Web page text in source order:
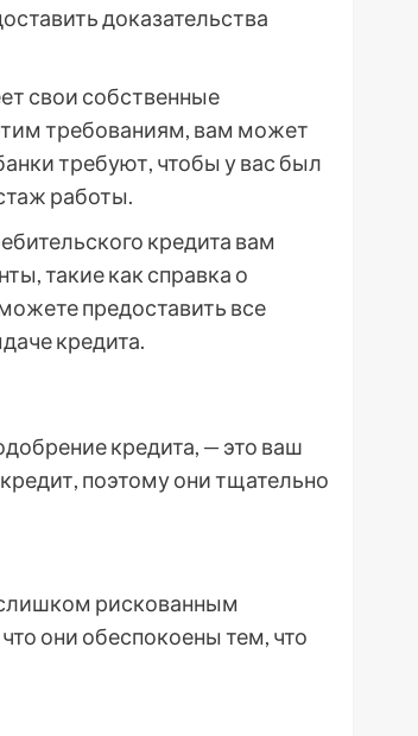
доказательства
свои собственные
требованиям, вам может
требуют, чтобы у вас был
работы.
кредита вам
такие как справка о
предоставить все
кредита.
кредита, — это ваш
поэтому они тщательно
рискованным
они обеспокоены тем, что